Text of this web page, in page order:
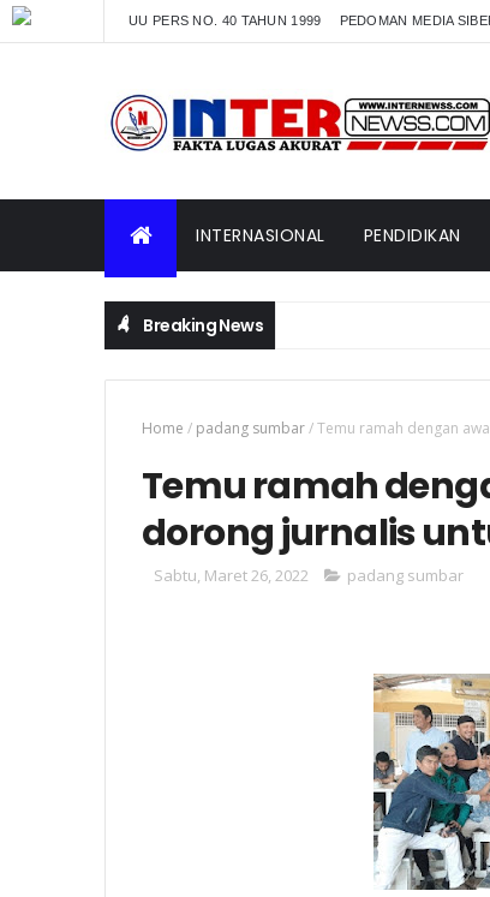
UU PERS NO. 40 TAHUN 1999 PEDOMAN MEDIA
INTERNASIONAL PENDIDIKAN
Breaking News
Home / padang sumbar/Temu ramah dengan
Temu ramah
dorong jurnalis
Sabtu, Maret 26, 2022 padang sumbar